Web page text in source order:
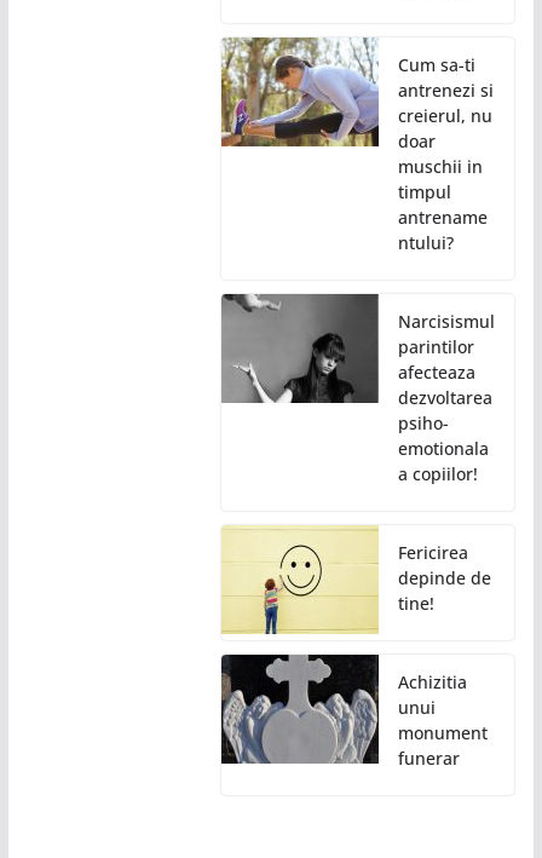
Cum sa-ti
antrenezi si
creierul, nu
doar
muschii in
timpul
antrename
ntului?
Narcisismul
parintilor
afecteaza
dezvoltarea
psiho-
emotionala
a copiilor!
Fericirea
depinde de
tine!
Achizitia
unui
monument
funerar